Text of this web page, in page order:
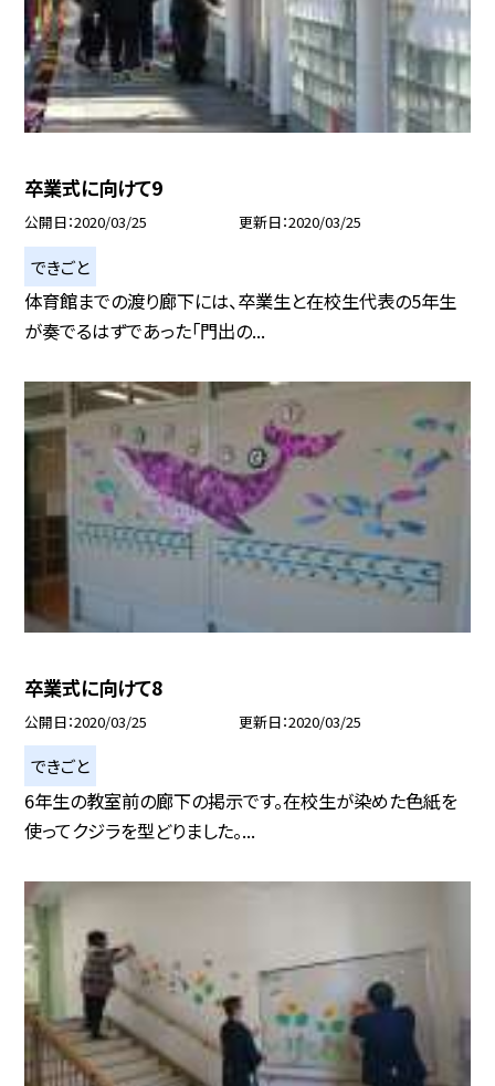
卒業式に向けて9
公開日 2020/03/25 更新日 2020/03/25
できごと
体育館までの渡り廊下には、卒業生と在校生代表の5年生
が奏でるはずであった「門出の...
卒業式に向けて8
公開日 2020/03/25 更新日 2020/03/25
できごと
6年生の教室前の廊下の掲示です。在校生が染めた色紙を
使ってクジラを型どりました。...